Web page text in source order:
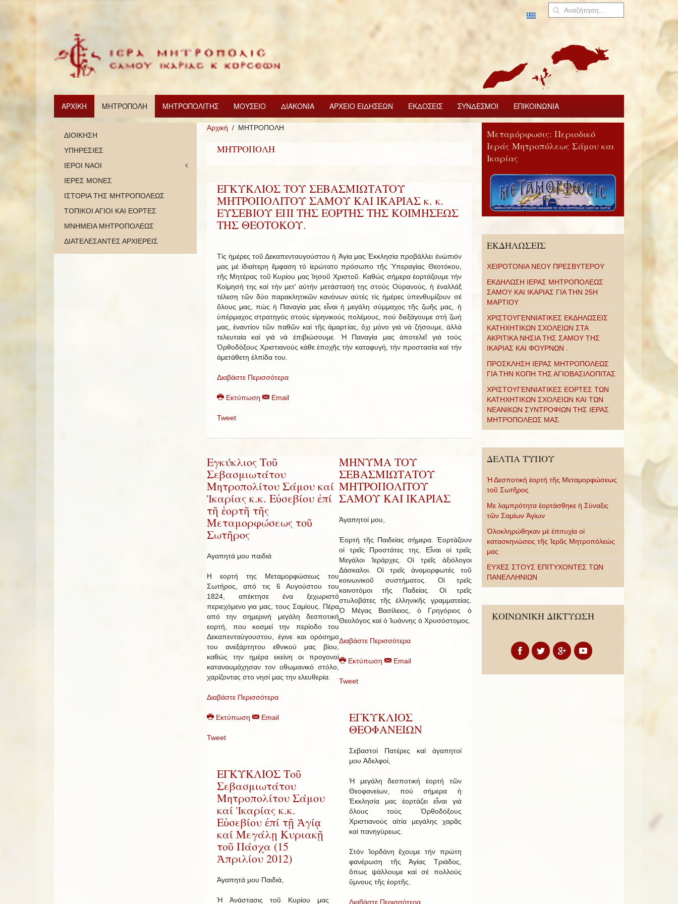
ΑΡΧΙΚΗ ΜΗΤΡΟΠΟΛΗ ΜΗΤΡΟΠΟΛΙΤΗΣ ΜΟΥΣΕΙΟ ΔΙΑΚΟΝΙΑ ΑΡΧΕΙΟ ΕΙΔΗΣΕΩΝ ΕΚΔΟΣΕΙΣ ΣΥΝΔΕΣΜΟΙ ΕΠΙΚΟΙΝΩΝΙΑ
Αρχική ΜΗΤΡΟΠΟΛΗ
ΜΗΤΡΟΠΟΛΗ
ΕΓΚΥΚΛΙΟΣ ΤΟΥ ΣΕΒΑΣΜΙΩΤΑΤΟΥ
ΜΗΤΡΟΠΟΛΙΤΟΥ ΣΑΜΟΥ ΚΑΙ ΙΚΑΡΙΑΣ κ. κ.
ΕΥΣΕΒΙΟΥ ΕΠΙ ΤΗΣ ΕΟΡΤΗΣ ΤΗΣ ΚΟΙΜΗΣΕΩΣ
ΤΗΣ ΘΕΟΤΟΚΟΥ.
Τίς ἡμέρες τοῦ Δεκαπενταυγούστου ἡ Ἁγία μας Ἐκκλησία προβάλλει ἐνώπιόν
μας μέ ἰδιαίτερη ἔμφαση τό ἱερώτατο πρόσωπο τῆς Ὑπεραγίας Θεοτόκου,
τῆς Μητέρας τοῦ Κυρίου μας Ἰησοῦ Χριστοῦ. Καθώς σήμερα ἑορτάζουμε τήν
Κοίμησή της καί τήν μετ' αὐτήν μετάστασή της στούς Οὐρανούς, ἡ ἐναλλάξ
τέλεση τῶν δύο παρακλητικῶν κανόνων αὐτές τίς ἡμέρες ὑπενθυμίζουν σέ
ὅλους μας, πώς ἡ Παναγία μας εἶναι ἡ μεγάλη σύμμαχος τῆς ζωῆς μας, ἡ
ὑπέρμαχος στρατηγός στούς εἰρηνικούς πολέμους, πού διεξάγουμε στή ζωή
μας, ἐναντίον τῶν παθῶν καί τῆς ἁμαρτίας, ὄχι μόνο γιά νά ζήσουμε, ἀλλά
τελευταία καί γιά νά ἐπιβιώσουμε. Ἡ Παναγία μας ἀποτελεῖ γιά τούς
Ὀρθοδόξους Χριστιανούς κάθε ἐποχῆς τήν καταφυγή, τήν προστασία καί τήν
ἀμετάθετη ἐλπίδα του.
Διαβάστε Περισσότερα
Εκτύπωση Email
Tweet
Εγκύκλιος Τοῦ
Σεβασμιωτάτου
Μητροπολίτου Σάμου καί
Ἰκαρίας κ.κ. Εὐσεβίου ἐπί
τῆ ἑορτῆ τῆς
Μεταμορφώσεως τοῦ
Σωτῆρος
Αγαπητά μου παιδιά
Η εορτή της Μεταμορφώσεως του
Σωτήρος, από τις 6 Αυγούστου του
1824, απέκτησε ένα ξεχωριστό
περιεχόμενο για μας, τους Σαμίους. Πέρα
από την σημερινή μεγάλη δεσποτική
εορτή, που κοσμεί την περίοδο του
Δεκαπενταύγουστου, έγινε και ορόσημο
του ανεξάρτητου εθνικού μας βίου,
καθώς την ημέρα εκείνη οι προγονοί
καταναυμάχησαν τον οθωμανικό στόλο,
χαρίζοντας στο νησί μας την ελευθερία.
Διαβάστε Περισσότερα
Εκτύπωση Email
Tweet
ΕΓΚΥΚΛΙΟΣ Τοῦ
Σεβασμιωτάτου
Μητροπολίτου Σάμου
καί Ἰκαρίας κ.κ.
Εὐσεβίου ἐπί τῇ Ἁγίᾳ
καί Μεγάλῃ Κυριακῇ
τοῦ Πάσχα (15
Ἀπριλίου 2012)
Ἀγαπητά μου Παιδιά,
Ἡ Ἀνάστασις τοῦ Κυρίου μας
ΜΗΝΥΜΑ ΤΟΥ
ΣΕΒΑΣΜΙΩΤΑΤΟΥ
ΜΗΤΡΟΠΟΛΙΤΟΥ
ΣΑΜΟΥ ΚΑΙ ΙΚΑΡΙΑΣ
Ἀγαπητοί μου,
Ἑορτή τῆς Παιδείας σήμερα. Ἑορτάζουν
οἱ τρεῖς Προστάτες της. Εἶναι οἱ τρεῖς
Μεγάλοι Ἱεράρχες. Οἱ τρεῖς ἀξιόλογοι
Δάσκαλοι. Οἱ τρεῖς ἀναμορφωτές τοῦ
κοινωνικοῦ συστήματος. Οἱ τρεῖς
καινοτόμοι τῆς Παδείας. Οἱ τρεῖς
στυλοβάτες τῆς ἑλληνικῆς γραμματείας.
Ὁ Μέγας Βασίλειος, ὁ Γρηγόριος ὁ
Θεολόγος καί ὁ Ἰωάννης ὁ Χρυσόστομος.
Διαβάστε Περισσότερα
Εκτύπωση Email
Tweet
ΕΓΚΥΚΛΙΟΣ
ΘΕΟΦΑΝΕΙΩΝ
Σεβαστοί Πατέρες καί ἀγαπητοί
μου Ἀδελφοί,
Ἡ μεγάλη δεσποτική ἑορτή τῶν
Θεοφανείων, πού σήμερα ἡ
Ἐκκλησία μας ἑορτάζει εἶναι γιά
ὅλους τούς Ὀρθοδόξους
Χριστιανούς αἰτία μεγάλης χαρᾶς
καί πανηγύρεως.
Στόν Ἰορδάνη ἔχουμε τήν πρώτη
φανέρωση τῆς Ἁγίας Τριάδος,
ὅπως ψάλλουμε καί σέ πολλούς
ὕμνους τῆς ἑορτῆς.
Διαβάστε Περισσότερα
ΔΙΟΙΚΗΣΗ
ΥΠΗΡΕΣΙΕΣ
ΙΕΡΟΙ ΝΑΟΙ
ΙΕΡΕΣ ΜΟΝΕΣ
ΙΣΤΟΡΙΑ ΤΗΣ ΜΗΤΡΟΠΟΛΕΩΣ
ΤΟΠΙΚΟΙ ΑΓΙΟΙ ΚΑΙ ΕΟΡΤΕΣ
ΜΝΗΜΕΙΑ ΜΗΤΡΟΠΟΛΕΩΣ
ΔΙΑΤΕΛΕΣΑΝΤΕΣ ΑΡΧΙΕΡΕΙΣ
Μεταμόρφωσις: Περιοδικό
Ιεράς Μητροπόλεως Σάμου και
Ικαρίας
ΕΚΔΗΛΩΣΕΙΣ
ΧΕΙΡΟΤΟΝΙΑ ΝΕΟΥ ΠΡΕΣΒΥΤΕΡΟΥ
ΕΚΔΗΛΩΣΗ ΙΕΡΑΣ ΜΗΤΡΟΠΟΛΕΩΣ
ΣΑΜΟΥ ΚΑΙ ΙΚΑΡΙΑΣ ΓΙΑ ΤΗΝ 25Η
ΜΑΡΤΙΟΥ
ΧΡΙΣΤΟΥΓΕΝΝΙΑΤΙΚΕΣ ΕΚΔΗΛΩΣΕΙΣ
ΚΑΤΗΧΗΤΙΚΩΝ ΣΧΟΛΕΙΩΝ ΣΤΑ
ΑΚΡΙΤΙΚΑ ΝΗΣΙΑ ΤΗΣ ΣΑΜΟΥ ΤΗΣ
ΙΚΑΡΙΑΣ ΚΑΙ ΦΟΥΡΝΩΝ .
ΠΡΟΣΚΛΗΣΗ ΙΕΡΑΣ ΜΗΤΡΟΠΟΛΕΩΣ
ΓΙΑ ΤΗΝ ΚΟΠΗ ΤΗΣ ΑΓΙΟΒΑΣΙΛΟΠΙΤΑΣ
ΧΡΙΣΤΟΥΓΕΝΝΙΑΤΙΚΕΣ ΕΟΡΤΕΣ ΤΩΝ
ΚΑΤΗΧΗΤΙΚΩΝ ΣΧΟΛΕΙΩΝ ΚΑΙ ΤΩΝ
ΝΕΑΝΙΚΩΝ ΣΥΝΤΡΟΦΙΩΝ ΤΗΣ ΙΕΡΑΣ
ΜΗΤΡΟΠΟΛΕΩΣ ΜΑΣ.
ΔΕΛΤΙΑ ΤΥΠΟΥ
Ἡ Δεσποτική ἑορτή τῆς Μεταμορφώσεως
τοῦ Σωτῆρος
Με λαμπρότητα ἑορτάσθηκε ἡ Σύναξις
τῶν Σαμίων Ἁγίων
Ὁλοκληρώθηκαν μὲ ἐπιτυχία οἱ
κατασκηνώσεις τῆς Ἱερᾶς Μητροπόλεώς
μας
ΕΥΧΕΣ ΣΤΟΥΣ ΕΠΙΤΥΧΟΝΤΕΣ ΤΩΝ
ΠΑΝΕΛΛΗΝΙΩΝ
ΚΟΙΝΩΝΙΚΗ ΔΙΚΤΥΩΣΗ